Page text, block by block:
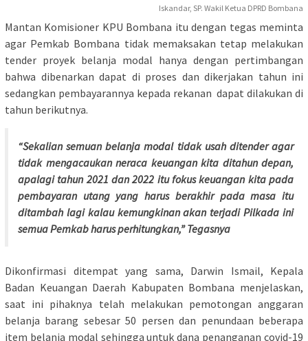
Iskandar, SP. Wakil Ketua DPRD Bombana
Mantan Komisioner KPU Bombana itu dengan tegas meminta
agar Pemkab Bombana tidak memaksakan tetap melakukan
tender proyek belanja modal hanya dengan pertimbangan
bahwa dibenarkan dapat di proses dan dikerjakan tahun ini
sedangkan pembayarannya kepada rekanan dapat dilakukan di
tahun berikutnya.
“Sekalian semuan belanja modal tidak usah ditender agar
tidak mengacaukan neraca keuangan kita ditahun depan,
apalagi tahun 2021 dan 2022 itu fokus keuangan kita pada
pembayaran utang yang harus berakhir pada masa itu
ditambah lagi kalau kemungkinan akan terjadi Pilkada ini
semua Pemkab harus perhitungkan,” Tegasnya
Dikonfirmasi ditempat yang sama, Darwin Ismail, Kepala
Badan Keuangan Daerah Kabupaten Bombana menjelaskan,
saat ini pihaknya telah melakukan pemotongan anggaran
belanja barang sebesar 50 persen dan penundaan beberapa
item belanja modal sehingga untuk dana penanganan covid-19